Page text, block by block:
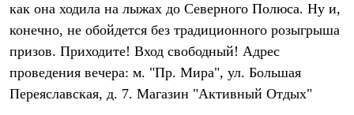
Софтшелл одежда
Куртки
Флисовая одежда
Куртки
Брюки
Жилеты
как она ходила на лыжах до Северного Полюса. Ну и,
конечно, не обойдется без традиционного розыгрыша
призов. Приходите! Вход свободный! Адрес
проведения вечера: м. "Пр. Мира", ул. Большая
Переяславская, д. 7. Магазин "Активный Отдых"